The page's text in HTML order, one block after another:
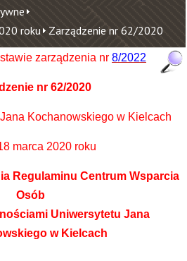
roku Zarządzenie nr 62/2020
zarządzenia nr 8/2022
nr 62/2020
Kochanowskiego w Kielcach
marca 2020 roku
Regulaminu Centrum Wsparcia
Osób
Uniwersytetu Jana
w Kielcach